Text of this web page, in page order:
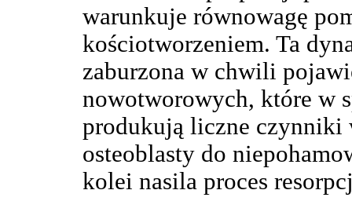
warunkuje równowagę
kościotworzeniem. Ta
zaburzona w chwili
nowotworowych, które w
produkują liczne czynniki
osteoblasty do
kolei nasila proces